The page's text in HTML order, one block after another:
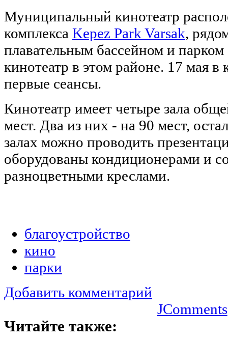
Муниципальный кинотеатр
комплекса Kepez Park Varsak,
плавательным бассейном и
кинотеатр в этом районе. 17 мая в
первые сеансы.
Кинотеатр имеет четыре зала
мест. Два из них - на 90 мест,
залах можно проводить
оборудованы кондиционерами и
разноцветными креслами.
благоустройство
кино
парки
Добавить комментарий
JComments
Читайте также: